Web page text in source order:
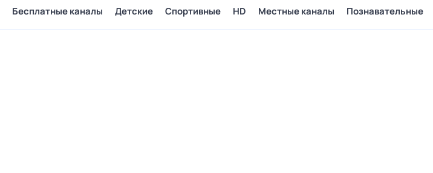
Бесплатные каналы Детские Спортивные HD Местные каналы Познавательные